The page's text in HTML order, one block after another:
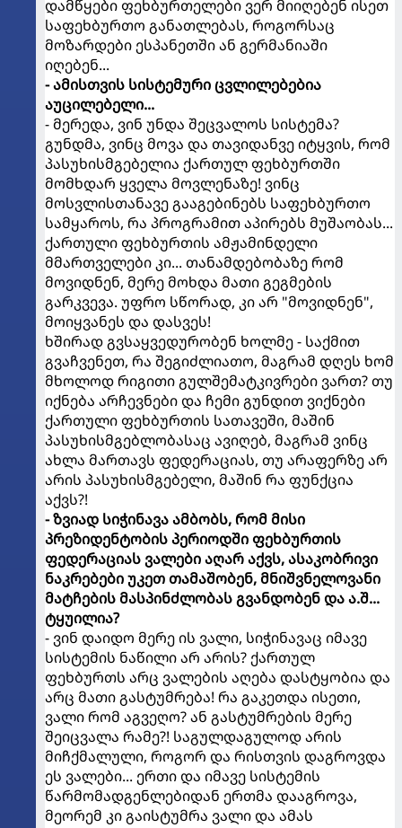
დამწყები ფეხბურთელები ვერ მიიღებენ ისეთ
საფეხბურთო განათლებას, როგორსაც
მოზარდები ესპანეთში ან გერმანიაში
იღებენ...
- ამისთვის სისტემური ცვლილებებია
აუცილებელი...
- მერედა, ვინ უნდა შეცვალოს სისტემა?
გუნდმა, ვინც მოვა და თავიდანვე იტყვის, რომ
პასუხისმგებელია ქართულ ფეხბურთში
მომხდარ ყველა მოვლენაზე! ვინც
მოსვლისთანავე გააგებინებს საფეხბურთო
სამყაროს, რა პროგრამით აპირებს მუშაობას...
ქართული ფეხბურთის ამჟამინდელი
მმართველები კი... თანამდებობაზე რომ
მოვიდნენ, მერე მოხდა მათი გეგმების
გარკვევა. უფრო სწორად, კი არ "მოვიდნენ",
მოიყვანეს და დასვეს!
ხშირად გვსაყვედურობენ ხოლმე - საქმით
გვაჩვენეთ, რა შეგიძლიათო, მაგრამ დღეს ხომ
მხოლოდ რიგითი გულშემატკივრები ვართ? თუ
იქნება არჩევნები და ჩემი გუნდით ვიქნები
ქართული ფეხბურთის სათავეში, მაშინ
პასუხისმგებლობასაც ავიღებ, მაგრამ ვინც
ახლა მართავს ფედერაციას, თუ არაფერზე არ
არის პასუხისმგებელი, მაშინ რა ფუნქცია
აქვს?!
- ზვიად სიჭინავა ამბობს, რომ მისი
პრეზიდენტობის პერიოდში ფეხბურთის
ფედერაციას ვალები აღარ აქვს, ასაკობრივი
ნაკრებები უკეთ თამაშობენ, მნიშვნელოვანი
მატჩების მასპინძლობას გვანდობენ და ა.შ...
ტყუილია?
- ვინ დაიდო მერე ის ვალი, სიჭინავაც იმავე
სისტემის ნაწილი არ არის? ქართულ
ფეხბურთს არც ვალების აღება დასტყობია და
არც მათი გასტუმრება! რა გაკეთდა ისეთი,
ვალი რომ აგვეღო? ან გასტუმრების მერე
შეიცვალა რამე?! საგულდაგულოდ არის
მიჩქმალული, როგორ და რისთვის დაგროვდა
ეს ვალები... ერთი და იმავე სისტემის
წარმომადგენლებიდან ერთმა დააგროვა,
მეორემ კი გაისტუმრა ვალი და ამას